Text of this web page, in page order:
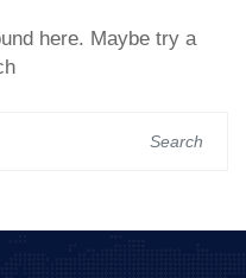
here. Maybe try a